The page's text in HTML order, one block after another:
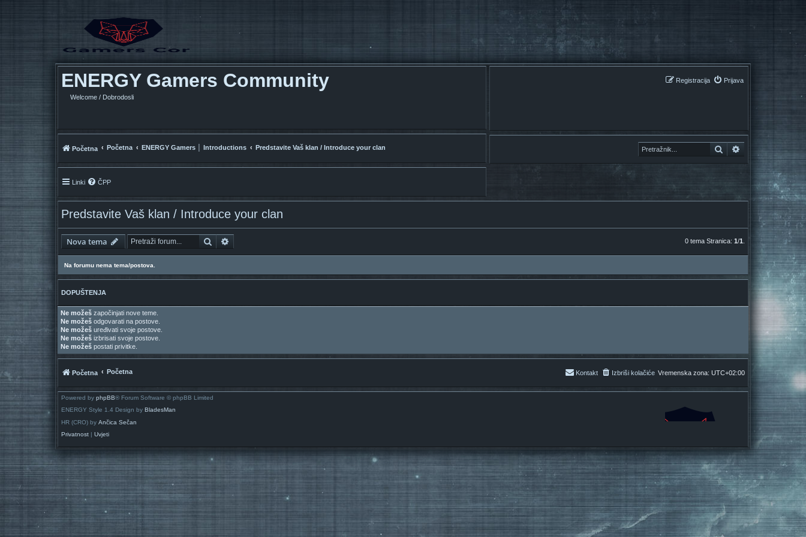
ENERGY Gamers Community
Welcome / Dobrodosli
Prijava
Registracija
PretražnikPretražnik
Početna Početna ENERGY Gamers │ Introductions Predstavite Vaš klan / Introduce your clan
Linki ČPP
Predstavite Vaš klan / Introduce your clan
Nova tema Pretražnik 0 tema Stranica: 1/1
Na forumu nema tema/postova.
DOPUŠTENJA
Ne možeš započinjati nove teme.
Ne možeš odgovarati na postove.
Ne možeš uređivati svoje postove.
Ne možeš izbrisati svoje postove.
Ne možeš postati privitke.
Početna Početna Vremenska zona: UTC+02:00
Izbriši kolačiće
Kontakt
Powered by phpBB® Forum Software © phpBB Limited
ENERGY Style 1.4 Design by BladesMan
HR (CRO) by Ančica Sečan
Privatnost
Uvjeti